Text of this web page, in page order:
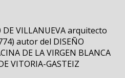
DE VILLANUEVA arquitecto
autor del DISEÑO
DE LA VIRGEN BLANCA
VITORIA-GASTEIZ